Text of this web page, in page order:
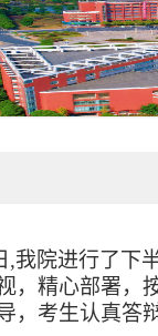
,我院进行了下
，精心部署，
，考生认真答